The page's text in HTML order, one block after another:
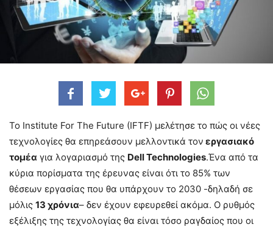
Το Institute For The Future (IFTF) μελέτησε το πώς οι νέες
τεχνολογίες θα επηρεάσουν μελλοντικά τον εργασιακό
τομέα για λογαριασμό της Dell Technologies.Ένα από τα
κύρια πορίσματα της έρευνας είναι ότι το 85% των
θέσεων εργασίας που θα υπάρχουν το 2030 -δηλαδή σε
μόλις 13 χρόνια– δεν έχουν εφευρεθεί ακόμα. Ο ρυθμός
εξέλιξης της τεχνολογίας θα είναι τόσο ραγδαίος που οι